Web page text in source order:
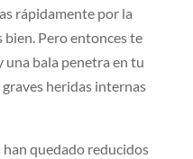
rápidamente por la
bien. Pero entonces te
una bala penetra en tu
heridas internas
han quedado reducidos